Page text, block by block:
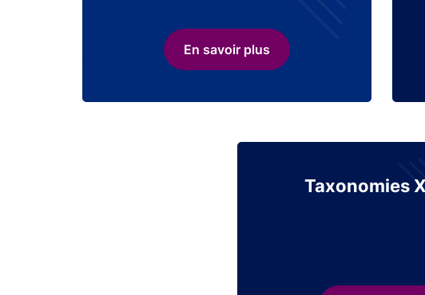
En savoir plus
Taxonomies